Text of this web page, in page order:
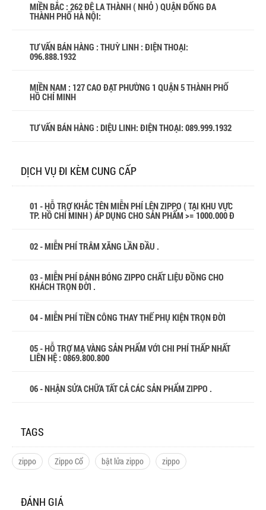
MIỀN BẮC : 262 ĐÊ LA THÀNH ( NHỎ ) QUẬN ĐỐNG ĐA
THÀNH PHỐ HÀ NỘI:
TƯ VẤN BÁN HÀNG : THUỲ LINH : ĐIỆN THOẠI:
096.888.1932
MIỀN NAM : 127 CAO ĐẠT PHƯỜNG 1 QUẬN 5 THÀNH PHỐ
HỒ CHÍ MINH
TƯ VẤN BÁN HÀNG : DIỆU LINH: ĐIỆN THOẠI: 089.999.1932
DỊCH VỤ ĐI KÈM CUNG CẤP
01 - HỖ TRỢ KHẮC TÊN MIỄN PHÍ LÊN ZIPPO ( TẠI KHU VỰC
TP. HỒ CHÍ MINH ) ÁP DỤNG CHO SẢN PHẨM >= 1000.000 Đ
02 - MIỄN PHÍ TRÂM XĂNG LẦN ĐẦU .
03 - MIỄN PHÍ ĐÁNH BÓNG ZIPPO CHẤT LIỆU ĐỒNG CHO
KHÁCH TRỌN ĐỜI .
04 - MIỄN PHÍ TIỀN CÔNG THAY THẾ PHỤ KIỆN TRỌN ĐỜI
05 - HỖ TRỢ MẠ VÀNG SẢN PHẨM VỚI CHI PHÍ THẤP NHẤT
LIÊN HỆ : 0869.800.800
06 - NHẬN SỬA CHỮA TẤT CẢ CÁC SẢN PHẨM ZIPPO .
TAGS
zippo Zippo Cổ bật lửa zippo zippo
ĐÁNH GIÁ